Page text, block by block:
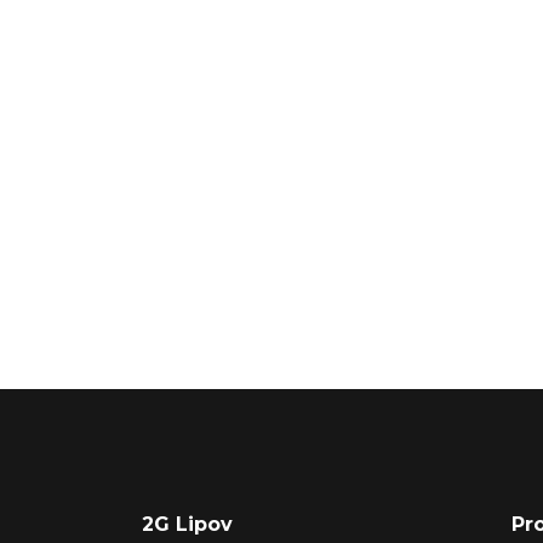
2G Lipov